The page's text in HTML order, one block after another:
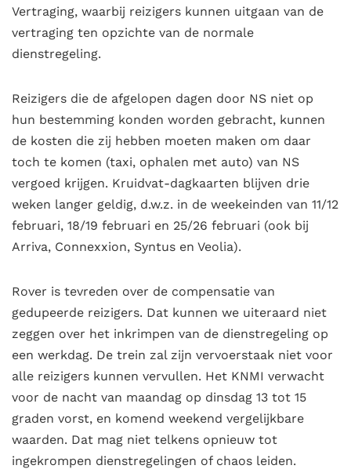
Vertraging, waarbij reizigers kunnen uitgaan van de
vertraging ten opzichte van de normale
dienstregeling.
Reizigers die de afgelopen dagen door NS niet op
hun bestemming konden worden gebracht, kunnen
de kosten die zij hebben moeten maken om daar
toch te komen (taxi, ophalen met auto) van NS
vergoed krijgen. Kruidvat-dagkaarten blijven drie
weken langer geldig, d.w.z. in de weekeinden van 11/12
februari, 18/19 februari en 25/26 februari (ook bij
Arriva, Connexxion, Syntus en Veolia).
Rover is tevreden over de compensatie van
gedupeerde reizigers. Dat kunnen we uiteraard niet
zeggen over het inkrimpen van de dienstregeling op
een werkdag. De trein zal zijn vervoerstaak niet voor
alle reizigers kunnen vervullen. Het KNMI verwacht
voor de nacht van maandag op dinsdag 13 tot 15
graden vorst, en komend weekend vergelijkbare
waarden. Dat mag niet telkens opnieuw tot
ingekrompen dienstregelingen of chaos leiden.